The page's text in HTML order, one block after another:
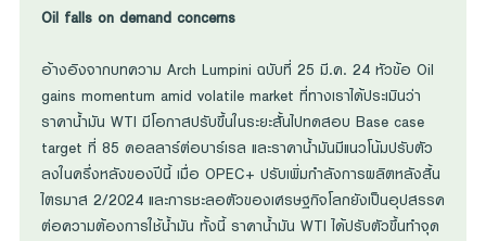
Oil falls on demand concerns
อ้างอิงจากบทความ Arch Lumpini ฉบับที่ 25 มี.ค. 24 หัวข้อ Oil
gains momentum amid volatile market ที่ทางเราได้ประเมินว่า
ราคาน้ำมัน WTI มีโอกาสปรับขึ้นในระยะสั้นไปทดสอบ Base case
target ที่ 85 ดอลลาร์ต่อบาร์เรล และราคาน้ำมันมีแนวโน้มปรับตัว
ลงในครึ่งหลังของปีนี้ เมื่อ OPEC+ ปรับเพิ่มกำลังการผลิตหลังสิ้น
ไตรมาส 2/2024 และการชะลอตัวของเศรษฐกิจโลกยังเป็นอุปสรรค
ต่อความต้องการใช้น้ำมัน ทั้งนี้ ราคาน้ำมัน WTI ได้ปรับตัวขึ้นทำจุด